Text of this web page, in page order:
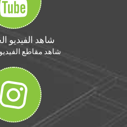
شاهد الفيديو
شاهد مقاطع